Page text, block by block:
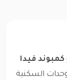
كمبوند فيدا
السكنية